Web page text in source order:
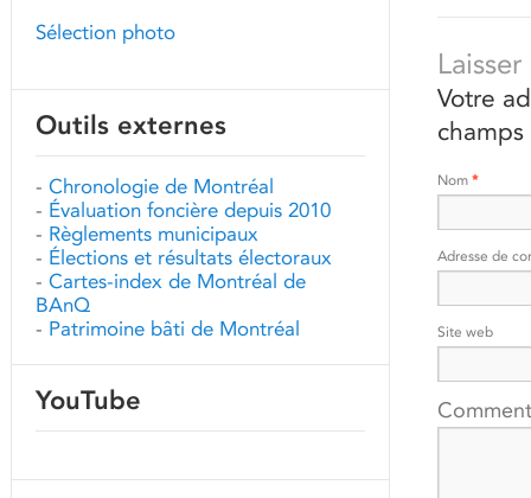
Votre
Nom *
Adresse de
Site web
Sélection photo
Outils externes
- Chronologie de Montréal
- Évaluation foncière depuis 2010
- Règlements municipaux
- Élections et résultats électoraux
- Cartes-index de Montréal de
BAnQ
- Patrimoine bâti de Montréal
YouTube